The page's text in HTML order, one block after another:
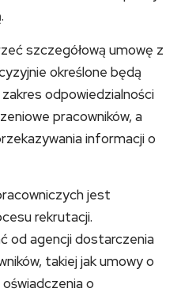
szczegółową umowę z
określone będą
odpowiedzialności
pracowników, a
informacji o
jest
rekrutacji.
od agencji dostarczenia
takiej jak umowy o
o